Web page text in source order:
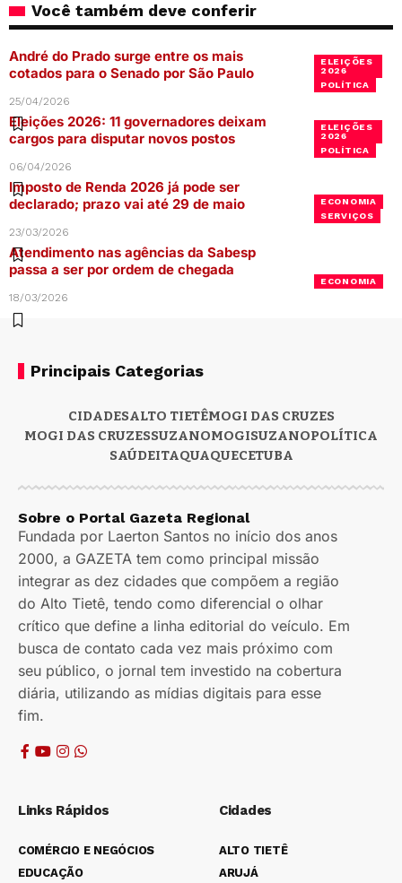
Você também deve conferir
ELEIÇÕES
2026
POLÍTICA
André do Prado surge entre os mais
cotados para o Senado por São Paulo
25/04/2026
ELEIÇÕES
2026
POLÍTICA
Eleições 2026: 11 governadores deixam
cargos para disputar novos postos
06/04/2026
ECONOMIA
SERVIÇOS
Imposto de Renda 2026 já pode ser
declarado; prazo vai até 29 de maio
23/03/2026
ECONOMIA
Atendimento nas agências da Sabesp
passa a ser por ordem de chegada
18/03/2026
Principais Categorias
CIDADESALTO TIETÊMOGI DAS CRUZES
MOGI DAS CRUZESSUZANOMOGISUZANOPOLÍTICA
SAÚDEITAQUAQUECETUBA
Sobre o Portal Gazeta Regional
Fundada por Laerton Santos no início dos anos
2000, a GAZETA tem como principal missão
integrar as dez cidades que compõem a região
do Alto Tietê, tendo como diferencial o olhar
crítico que define a linha editorial do veículo. Em
busca de contato cada vez mais próximo com
seu público, o jornal tem investido na cobertura
diária, utilizando as mídias digitais para esse
fim.
Links Rápidos
COMÉRCIO E NEGÓCIOS
EDUCAÇÃO
Cidades
ALTO TIETÊ
ARUJÁ